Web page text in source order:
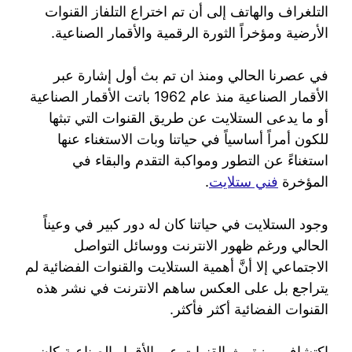
التلغراف والهاتف إلى أن تم اختراع التلفاز القنوات
الأرضية ومؤخراً الثورة الرقمية والأقمار الصناعية.
في عصرنا الحالي ومنذ ان تم بث أول إشارة عبر
الأقمار الصناعية منذ عام 1962 باتت الأقمار الصناعية
أو ما يدعى الستلايت عن طريق القنوات التي تبثها
للكون أمراً أساسياً في حياتنا وبات الاستغناء عنها
استغناءً عن التطور ومواكبة التقدم والبقاء في
المؤخرة فني ستلايت.
وجود الستلايت في حياتنا كان له دور كبير في وعيناً
الحالي ورغم ظهور الانترنت ووسائل التواصل
الاجتماعي إلا أنَّ أهمية الستلايت والقنوات الفضائية لم
يتراجع بل على العكس ساهم الانترنت في نشر هذه
القنوات الفضائية أكثر فأكثر.